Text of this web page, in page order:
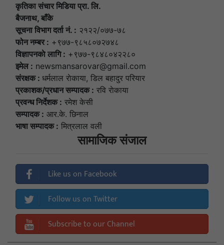
कृतिका संचार मिडिया प्रा. लि.
बैजनाथ, बाँके
सूचना विभाग दर्ता नं. : २१२२/०७७-७८
फोन नम्बर : +९७७-९८५८०७२७४८
विज्ञापनकाे लागि : +९७७-९८४८०४२२८०
इमेल : newsmansarovar@gmail.com
संरक्षक : धर्मलाल राेकाया, डिल बहादुर परियार
प्रकाशक/प्रधान सम्पादक : रवि राेकाया
प्रवन्ध निर्देशक : रमेश केसी
सम्पादक : आर.के. छिनाल
भाषा सम्पादक : मित्रलाल वली
सामाजिक संजाल
Like us on Facebook
Follow us on Twitter
Subscribe to our Channel